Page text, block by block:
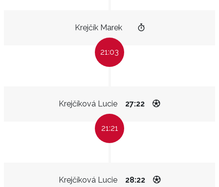
Krejčík Marek
21:03
Krejčíková Lucie 27:22
21:21
Krejčíková Lucie 28:22